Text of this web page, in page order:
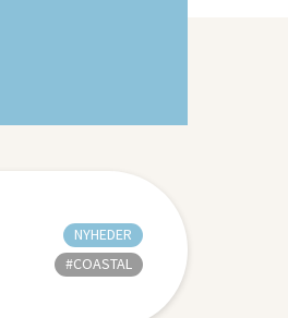
NYHEDER
#COASTAL